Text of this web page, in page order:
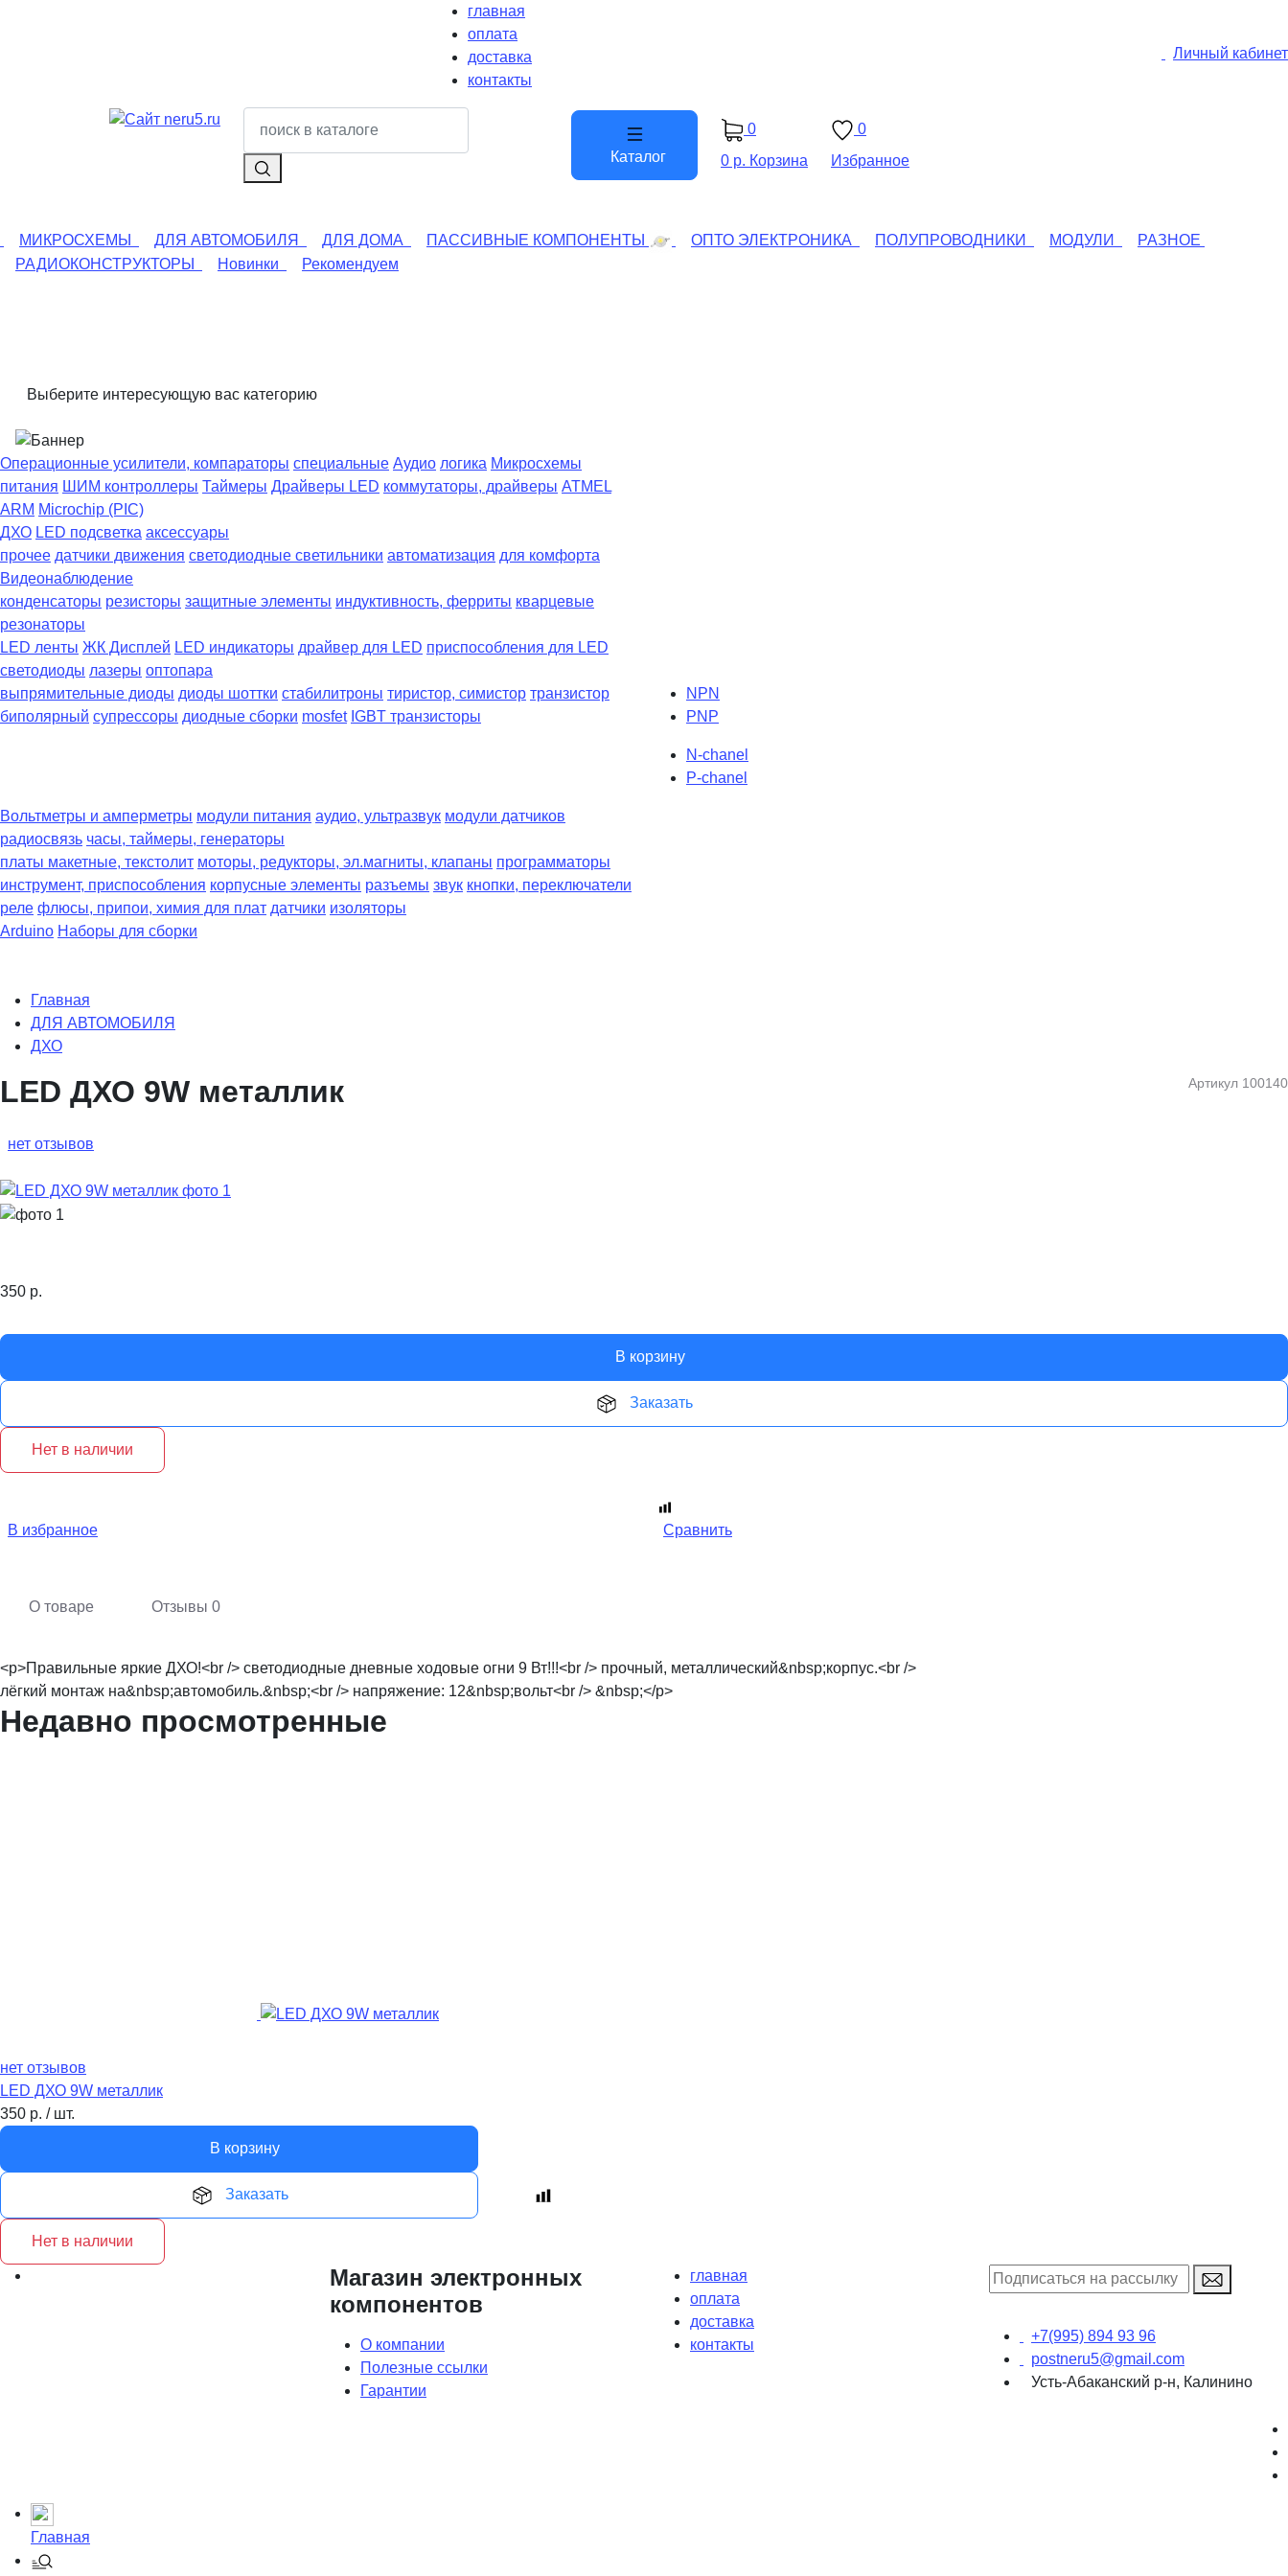
главная
оплата
доставка
контакты
Личный кабинет
Каталог
0
0 р. Корзина
0
Избранное
МИКРОСХЕМЫ ДЛЯ АВТОМОБИЛЯ ДЛЯ ДОМА ПАССИВНЫЕ КОМПОНЕНТЫ ОПТО ЭЛЕКТРОНИКА ПОЛУПРОВОДНИКИ МОДУЛИ
РАЗНОЕ
РАДИОКОНСТРУКТОРЫ
Новинки Рекомендуем
Выберите интересующую вас категорию
Операционные усилители, компараторы специальные Аудио логика Микросхемы
питания ШИМ контроллеры Таймеры Драйверы LED коммутаторы, драйверы ATMEL
ARM Microchip (PIC)
ДХО LED подсветка аксессуары
прочее датчики движения светодиодные светильники автоматизация для комфорта
Видеонаблюдение
конденсаторы резисторы защитные элементы индуктивность, ферриты кварцевые
резонаторы
LED ленты ЖК Дисплей LED индикаторы драйвер для LED приспособления для LED
светодиоды лазеры оптопара
выпрямительные диоды диоды шоттки стабилитроны тиристор, симистор транзистор
биполярный супрессоры диодные сборки mosfet IGBT транзисторы
NPN
PNP
N-chanel
P-chanel
Вольтметры и амперметры модули питания аудио, ультразвук модули датчиков
радиосвязь часы, таймеры, генераторы
платы макетные, текстолит моторы, редукторы, эл.магниты, клапаны программаторы
инструмент, приспособления корпусные элементы разъемы звук кнопки, переключатели
реле флюсы, припои, химия для плат датчики изоляторы
Arduino Наборы для сборки
Главная
ДЛЯ АВТОМОБИЛЯ
ДХО
Артикул 100140
LED ДХО 9W металлик
нет отзывов
350 р.
В корзину
Заказать
Нет в наличии
В избранное Сравнить
О товаре Отзывы 0
<p>Правильные яркие ДХО!<br /> светодиодные дневные ходовые огни 9 Вт!!!<br /> прочный, металлический&nbsp;корпус.<br />
лёгкий монтаж на&nbsp;автомобиль.&nbsp;<br /> напряжение: 12&nbsp;вольт<br /> &nbsp;</p>
Недавно просмотренные
нет отзывов
LED ДХО 9W металлик
350 р. / шт.
В корзину
Заказать
Нет в наличии
+7(995) 894 93 96
postneru5@gmail.com
Усть-Абаканский р-н, Калинино
Магазин электронных
компонентов
О компании
Полезные ссылки
Гарантии
главная
оплата
доставка
контакты
Главная